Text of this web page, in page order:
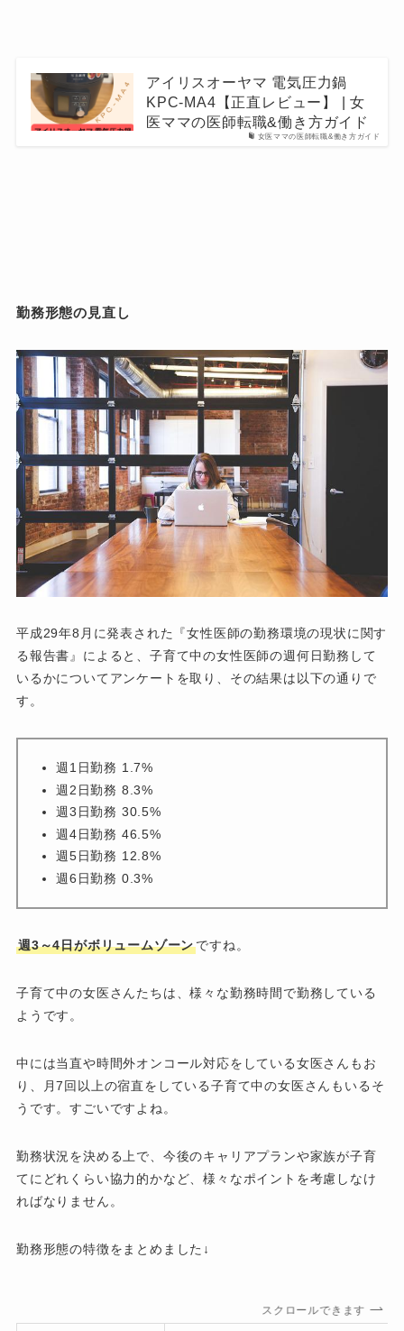
女医ママの医師転職&働き方ガイド
アイリスオーヤマ 電気圧力鍋
KPC-MA4【正直レビュー】 | 女
医ママの医師転職&働き方ガイド
勤務形態の見直し
平成29年8月に発表された『女性医師の勤務環境の現状に関す
る報告書』によると、子育て中の女性医師の週何日勤務して
いるかについてアンケートを取り、その結果は以下の通りで
す。
週1日勤務 1.7%
週2日勤務 8.3%
週3日勤務 30.5%
週4日勤務 46.5%
週5日勤務 12.8%
週6日勤務 0.3%
週3～4日がボリュームゾーンですね。
子育て中の女医さんたちは、様々な勤務時間で勤務している
ようです。
中には当直や時間外オンコール対応をしている女医さんもお
り、月7回以上の宿直をしている子育て中の女医さんもいるそ
うです。すごいですよね。
勤務状況を決める上で、今後のキャリアプランや家族が子育
てにどれくらい協力的かなど、様々なポイントを考慮しなけ
ればなりません。
勤務形態の特徴をまとめました↓
スクロールできます